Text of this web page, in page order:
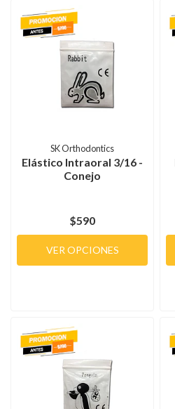
SK Orthodontics
Elástico Intraoral 3/16 -
Conejo
$590
VER OPCIONES